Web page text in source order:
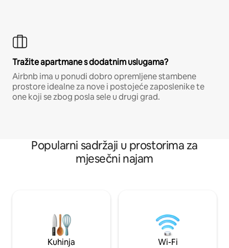
Tražite apartmane s dodatnim uslugama?
Airbnb ima u ponudi dobro opremljene stambene
prostore idealne za nove i postojeće zaposlenike te
one koji se zbog posla sele u drugi grad.
Popularni sadržaji u prostorima za
mjesečni najam
Kuhinja Wi-Fi